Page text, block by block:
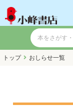
トップ おしらせ一覧